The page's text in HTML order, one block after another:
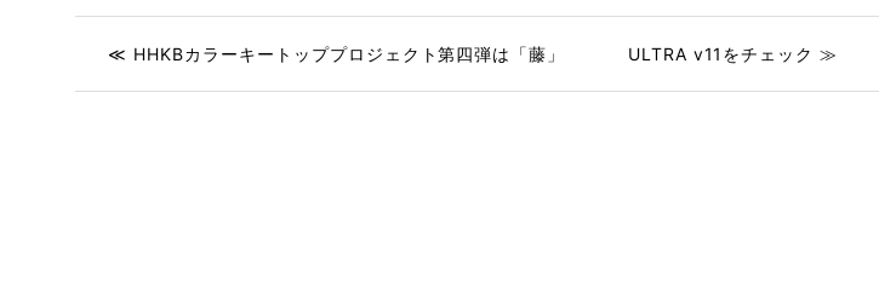
≪ HHKBカラーキートッププロジェクト第四弾は「藤」 ULTRA v11をチェック ≫